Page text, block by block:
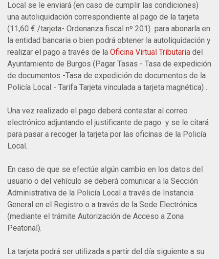
Local se le enviará (en caso de cumplir las condiciones)
una autoliquidación correspondiente al pago de la tarjeta
(11,60 € /tarjeta- Ordenanza fiscal nº 201) para abonarla en
la entidad bancaria o bien podrá obtener la autoliquidación y
realizar el pago a través de la Oficina Virtual Tributaria del
Ayuntamiento de Burgos (Pagar Tasas - Tasa de expedición
de documentos -Tasa de expedición de documentos de la
Policía Local - Tarifa Tarjeta vinculada a tarjeta magnética) .
Una vez realizado el pago deberá contestar al correo
electrónico adjuntando el justificante de pago y se le citará
para pasar a recoger la tarjeta por las oficinas de la Policía
Local.
En caso de que se efectúe algún cambio en los datos del
usuario o del vehículo se deberá comunicar a la Sección
Administrativa de la Policía Local a través de Instancia
General en el Registro o a través de la Sede Electrónica
(mediante el trámite Autorización de Acceso a Zona
Peatonal).
La tarjeta podrá ser utilizada a partir del día siguiente a su